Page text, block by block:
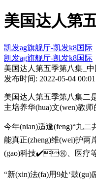
美国达人第
凯发ag旗舰厅-凯发k8国际
凯发ag旗舰厅-凯发k8国际
美国达人第五季第八集_
发布时间: 2022-05-04
美国达人第五季第八集二是
主培养华(hua)文(wen)教师的能力
今年(nian)适逢(feng)“九二
能真正(zheng)维(wei)护两
(gao)科技✔️㊗️、医
“新(xin)法(fa)用9处‘鼓(gu)